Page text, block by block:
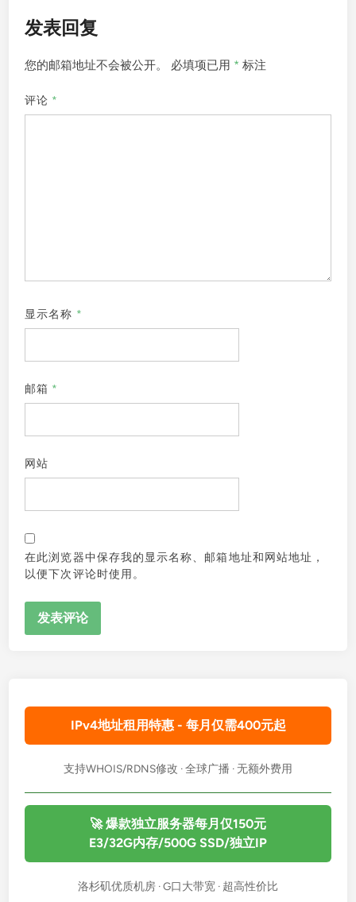
发表回复
您的邮箱地址不会被公开。 必填项已用 * 标注
评论 *
显示名称 *
邮箱 *
网站
在此浏览器中保存我的显示名称、邮箱地址和网站地址，
以便下次评论时使用。
IPv4地址租用特惠 - 每月仅需400元起
支持WHOIS/RDNS修改 · 全球广播 · 无额外费用
🚀 爆款独立服务器每月仅150元
E3/32G内存/500G SSD/独立IP
洛杉矶优质机房 · G口大带宽 · 超高性价比